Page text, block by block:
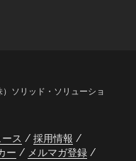
ソリッド・ソリューショ
ス
採用情報
ー メルマガ登録